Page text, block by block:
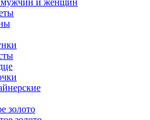
мужчин и женщин
золото